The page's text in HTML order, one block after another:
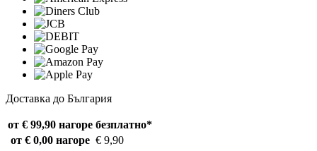
Доставка до България
от € 99,90 нагоре безплатно*
от € 0,00 нагоре € 9,90